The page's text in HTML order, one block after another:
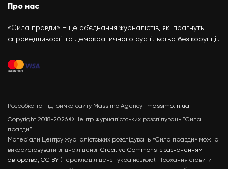
Про нас
«Сила правди» – це об’єднання журналістів, які прагнуть
справедливості та демократичного суспільства без корупції.
Розробка та підтримка сайту Massimo Agency | massimo.in.ua
Copyright 2018-2026 © Центр журналістських розслідувань "Сила
правди".
Матеріали Центру журналістських розслідувань «Сила правди» можна
використовувати згідно ліцензії Creative Commons із зазначенням
авторства, CC BY (переклад ліцензії українською). Прохання ставити